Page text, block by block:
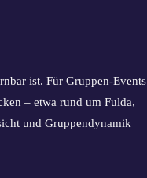
ist. Für Gruppen-Events
– etwa rund um Fulda,
und Gruppendynamik